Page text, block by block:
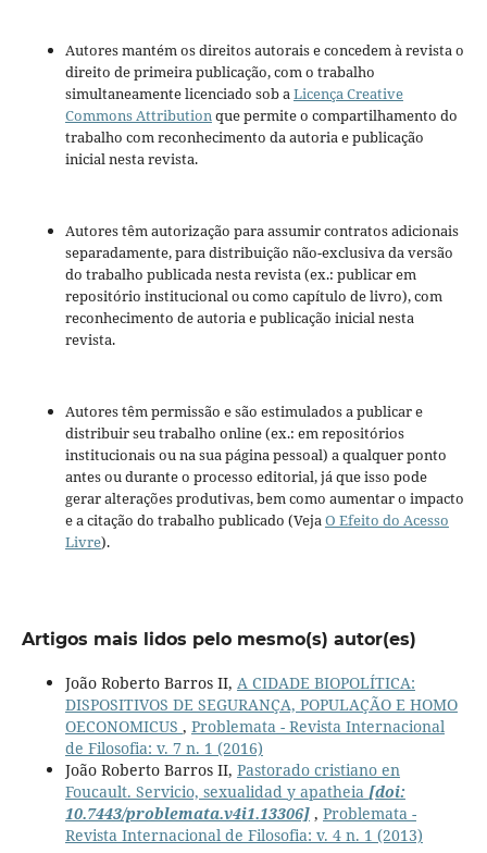
Autores mantém os direitos autorais e concedem à revista o
direito de primeira publicação, com o trabalho
simultaneamente licenciado sob aLicença Creative
Commons Attributionque permite o compartilhamento do
trabalho com reconhecimento da autoria e publicação
inicial nesta revista.
Autores têm autorização para assumir contratos adicionais
separadamente, para distribuição não-exclusiva da versão
do trabalho publicada nesta revista (ex.: publicar em
repositório institucional ou como capítulo de livro), com
reconhecimento de autoria e publicação inicial nesta
revista.
Autores têm permissão e são estimulados a publicar e
distribuir seu trabalho online (ex.: em repositórios
institucionais ou na sua página pessoal) a qualquer ponto
antes ou durante o processo editorial, já que isso pode
gerar alterações produtivas, bem como aumentar o impacto
e a citação do trabalho publicado (VejaO Efeito do Acesso
Livre).
Artigos mais lidos pelo mesmo(s) autor(es)
João Roberto Barros II, A CIDADE BIOPOLÍTICA:
DISPOSITIVOS DE SEGURANÇA, POPULAÇÃO E HOMO
OECONOMICUS , Problemata - Revista Internacional
de Filosofia: v. 7 n. 1 (2016)
João Roberto Barros II, Pastorado cristiano en
Foucault. Servicio, sexualidad y apatheia [doi:
10.7443/problemata.v4i1.13306], Problemata -
Revista Internacional de Filosofia: v. 4 n. 1 (2013)